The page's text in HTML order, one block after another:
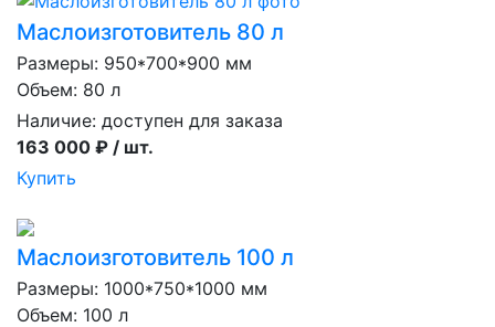
Маслоизготовитель 80 л
Размеры: 950*700*900 мм
Объем: 80 л
Наличие: доступен для заказа
163 000 ₽ / шт.
Купить
Маслоизготовитель 100 л
Размеры: 1000*750*1000 мм
Объем: 100 л